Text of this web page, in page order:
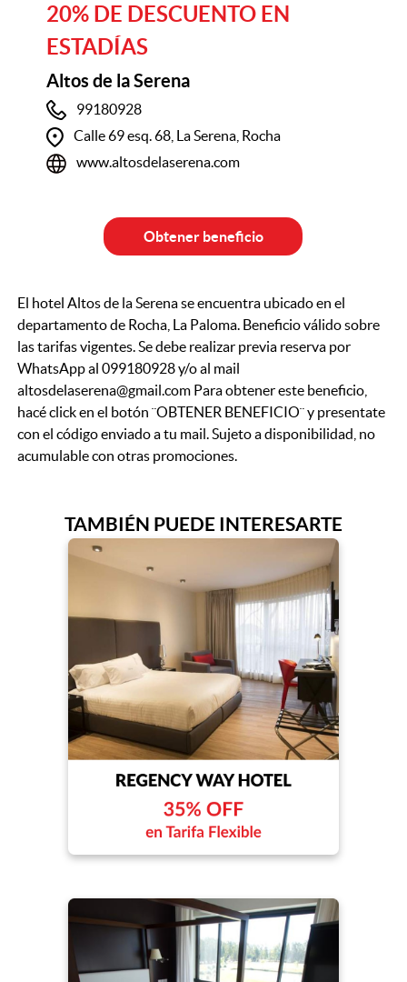
20% DE DESCUENTO EN
ESTADÍAS
Altos de la Serena
99180928
Calle 69 esq. 68, La Serena, Rocha
www.altosdelaserena.com
Obtener beneficio
El hotel Altos de la Serena se encuentra ubicado en el
departamento de Rocha, La Paloma. Beneficio válido sobre
las tarifas vigentes. Se debe realizar previa reserva por
WhatsApp al 099180928 y/o al mail
altosdelaserena@gmail.com Para obtener este beneficio,
hacé click en el botón ¨OBTENER BENEFICIO¨ y presentate
con el código enviado a tu mail. Sujeto a disponibilidad, no
acumulable con otras promociones.
TAMBIÉN PUEDE INTERESARTE